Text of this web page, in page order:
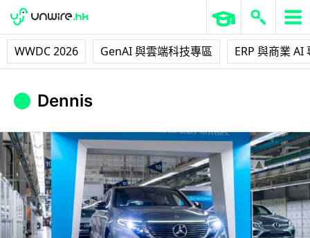
WWDC 2026 GenAI 與雲端科技專區 ERP 與商業 AI
Dennis